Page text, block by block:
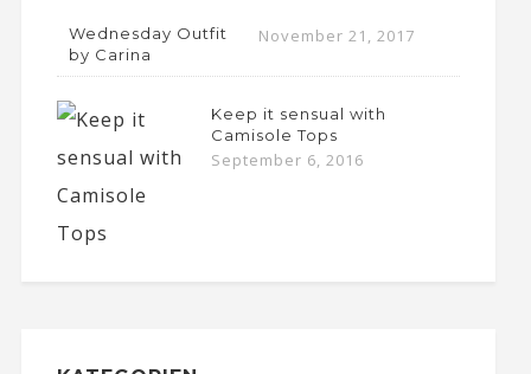
Wednesday Outfit
by Carina
November 21, 2017
Keep it sensual with
Camisole Tops
September 6, 2016